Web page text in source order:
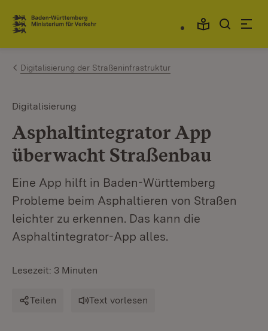
Zum Inhalt springen
Link zur Startseite
Digitalisierung der Straßeninfrastruktur
Digitalisierung
Asphaltintegrator App
überwacht Straßenbau
Eine App hilft in Baden-Württemberg
Probleme beim Asphaltieren von Straßen
leichter zu erkennen. Das kann die
Asphaltintegrator-App alles.
Lesezeit: 3 Minuten
Teilen Text vorlesen